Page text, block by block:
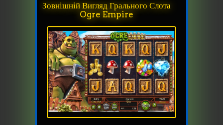
Зовнішній Вигляд Грального Слота
Ogre Empire